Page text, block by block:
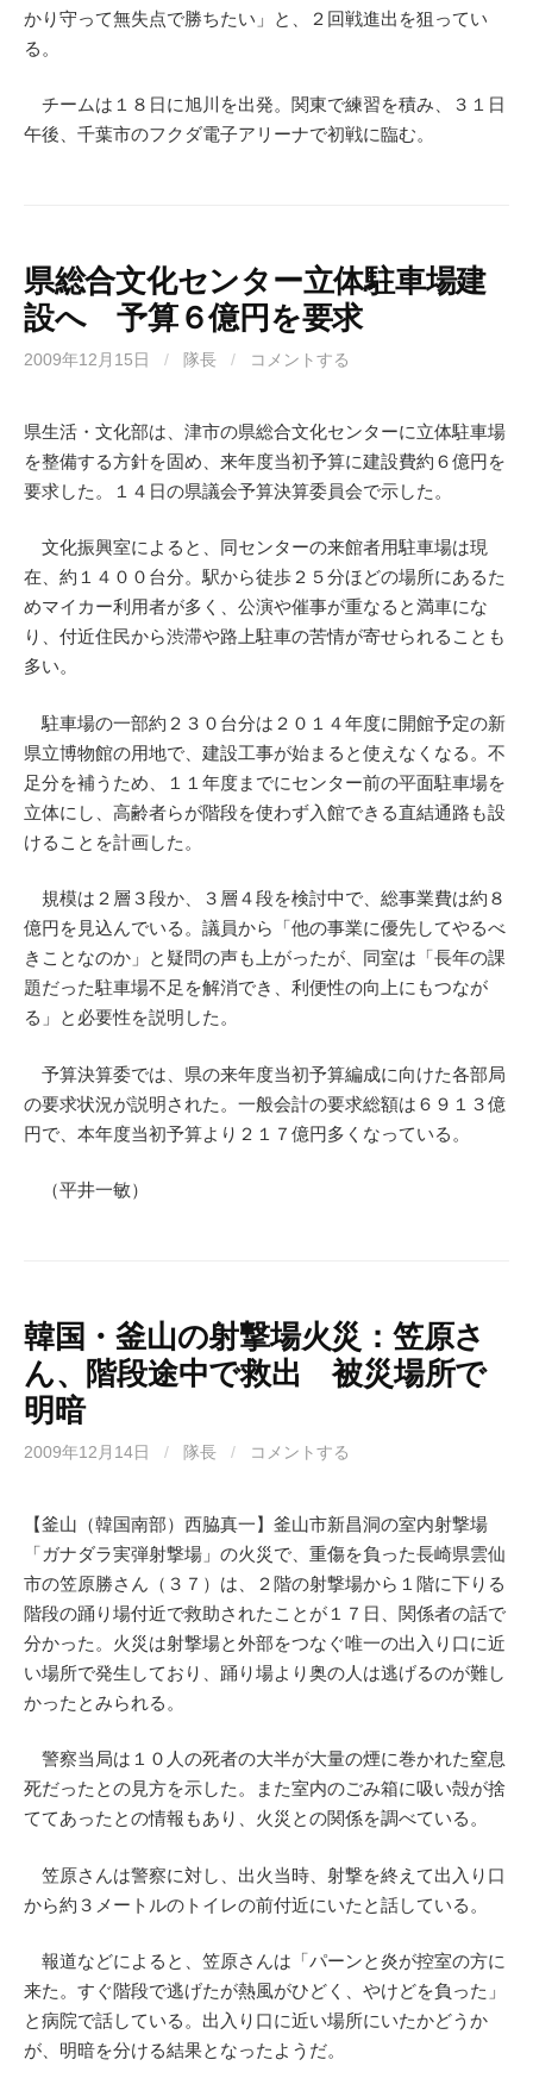
かり守って無失点で勝ちたい」と、２回戦進出を狙ってい
る。
チームは１８日に旭川を出発。関東で練習を積み、３１日
午後、千葉市のフクダ電子アリーナで初戦に臨む。
県総合文化センター立体駐車場建
設へ 予算６億円を要求
2009年12月15日 / 隊長 / コメントする
県生活・文化部は、津市の県総合文化センターに立体駐車場
を整備する方針を固め、来年度当初予算に建設費約６億円を
要求した。１４日の県議会予算決算委員会で示した。
文化振興室によると、同センターの来館者用駐車場は現
在、約１４００台分。駅から徒歩２５分ほどの場所にあるた
めマイカー利用者が多く、公演や催事が重なると満車にな
り、付近住民から渋滞や路上駐車の苦情が寄せられることも
多い。
駐車場の一部約２３０台分は２０１４年度に開館予定の新
県立博物館の用地で、建設工事が始まると使えなくなる。不
足分を補うため、１１年度までにセンター前の平面駐車場を
立体にし、高齢者らが階段を使わず入館できる直結通路も設
けることを計画した。
規模は２層３段か、３層４段を検討中で、総事業費は約８
億円を見込んでいる。議員から「他の事業に優先してやるべ
きことなのか」と疑問の声も上がったが、同室は「長年の課
題だった駐車場不足を解消でき、利便性の向上にもつなが
る」と必要性を説明した。
予算決算委では、県の来年度当初予算編成に向けた各部局
の要求状況が説明された。一般会計の要求総額は６９１３億
円で、本年度当初予算より２１７億円多くなっている。
（平井一敏）
韓国・釜山の射撃場火災：笠原さ
ん、階段途中で救出 被災場所で
明暗
2009年12月14日 / 隊長 / コメントする
【釜山（韓国南部）西脇真一】釜山市新昌洞の室内射撃場
「ガナダラ実弾射撃場」の火災で、重傷を負った長崎県雲仙
市の笠原勝さん（３７）は、２階の射撃場から１階に下りる
階段の踊り場付近で救助されたことが１７日、関係者の話で
分かった。火災は射撃場と外部をつなぐ唯一の出入り口に近
い場所で発生しており、踊り場より奥の人は逃げるのが難し
かったとみられる。
警察当局は１０人の死者の大半が大量の煙に巻かれた窒息
死だったとの見方を示した。また室内のごみ箱に吸い殻が捨
ててあったとの情報もあり、火災との関係を調べている。
笠原さんは警察に対し、出火当時、射撃を終えて出入り口
から約３メートルのトイレの前付近にいたと話している。
報道などによると、笠原さんは「パーンと炎が控室の方に
来た。すぐ階段で逃げたが熱風がひどく、やけどを負った」
と病院で話している。出入り口に近い場所にいたかどうか
が、明暗を分ける結果となったようだ。